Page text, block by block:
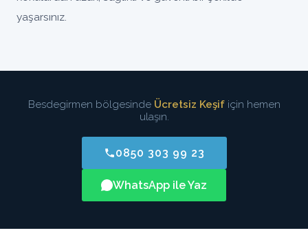
yaşarsınız.
Besdegirmen bölgesinde Ücretsiz Keşifiçin hemen
ulaşın.
0850 303 99 23
WhatsApp ile Yaz